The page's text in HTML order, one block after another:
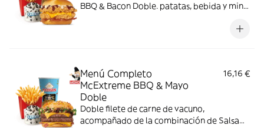
BBQ & Bacon Doble. patatas, bebida y mini
Menú Completo
McExtreme BBQ & Mayo
Doble
16,16 €
Doble filete de carne de vacuno,
acompañado de la combinación de Salsa